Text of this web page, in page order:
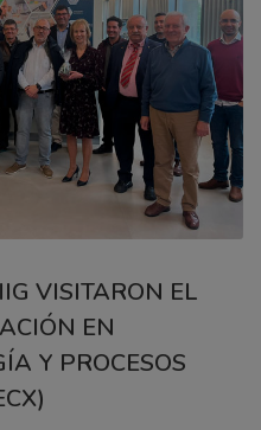
VISITARON EL
EN
Y PROCESOS